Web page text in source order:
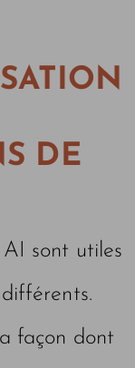
DE
sont utiles
façon dont